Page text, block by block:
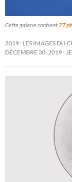
Cette galerie contient27
2019 : LES IMAGES DU
DÉCEMBRE 30, 2019